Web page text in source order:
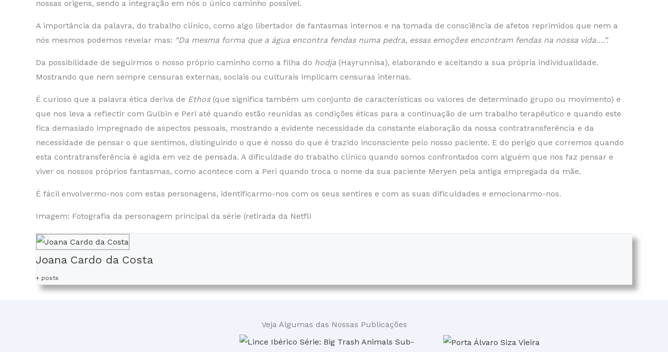
nossas origens, sendo a integração em nós o único caminho possível.
A importância da palavra, do trabalho clínico, como algo libertador de fantasmas internos e na tomada de consciência de afetos reprimidos que nem a
nós mesmos podemos revelar mas: “Da mesma forma que a água encontra fendas numa pedra, essas emoções encontram fendas na nossa vida….”.
Da possibilidade de seguirmos o nosso próprio caminho como a filha do hodja (Hayrunnisa), elaborando e aceitando a sua própria individualidade.
Mostrando que nem sempre censuras externas, sociais ou culturais implicam censuras internas.
É curioso que a palavra ética deriva de Ethos(que significa também um conjunto de características ou valores de determinado grupo ou movimento) e
que nos leva a reflectir com Gulbin e Peri até quando estão reunidas as condições éticas para a continuação de um trabalho terapêutico e quando este
fica demasiado impregnado de aspectos pessoais, mostrando a evidente necessidade da constante elaboração da nossa contratransferência e da
necessidade de pensar o que sentimos, distinguindo o que é nosso do que é trazido inconsciente pelo nosso paciente. E do perigo que corremos quando
esta contratransferência é agida em vez de pensada. A dificuldade do trabalho clínico quando somos confrontados com alguém que nos faz pensar e
viver os nossos próprios fantasmas, como acontece com a Peri quando troca o nome da sua paciente Meryen pela antiga empregada da mãe.
É fácil envolvermo-nos com estas personagens, identificarmo-nos com os seus sentires e com as suas dificuldades e emocionarmo-nos.
Imagem: Fotografia da personagem principal da série (retirada da Netfli
Joana Cardo da Costa
+ posts
Veja Algumas das Nossas Publicações